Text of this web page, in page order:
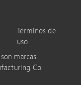
Términos de
uso
marcas
Co.